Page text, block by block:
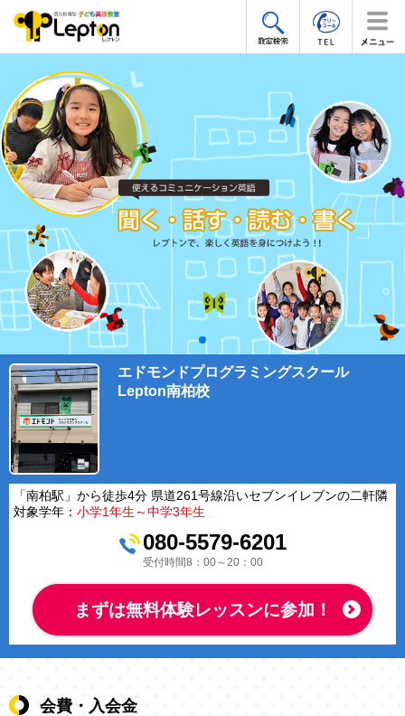
エドモンドプログラミングスクール
Lepton南柏校
「南柏駅」から徒歩4分 県道261号線沿いセブンイレブンの二軒隣
対象学年： 小学1年生～中学3年生
080-5579-6201
受付時間8：00～20：00
まずは無料体験レッスンに参加！
会費・入会金